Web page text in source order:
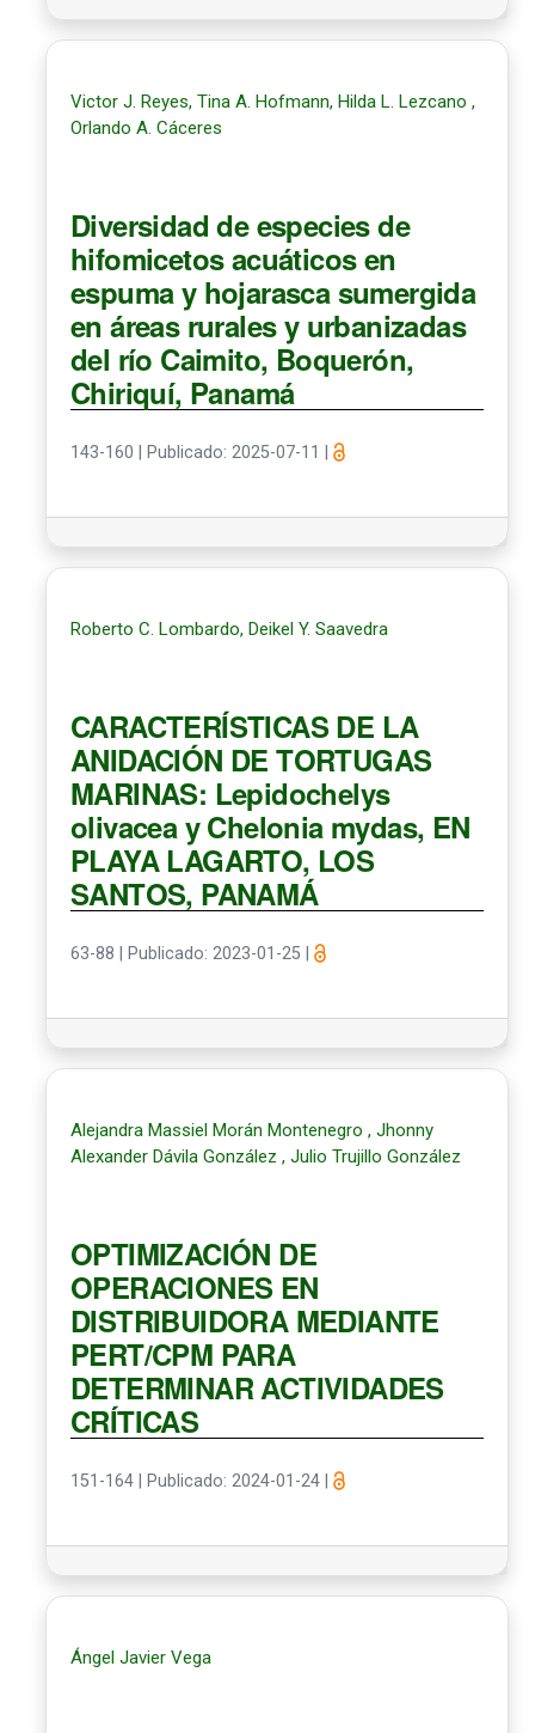
Victor J. Reyes, Tina A. Hofmann, Hilda L. Lezcano ,
Orlando A. Cáceres
Diversidad de especies de
hifomicetos acuáticos en
espuma y hojarasca sumergida
en áreas rurales y urbanizadas
del río Caimito, Boquerón,
Chiriquí, Panamá
143-160 Publicado: 2025-07-11
Roberto C. Lombardo, Deikel Y. Saavedra
CARACTERÍSTICAS DE LA
ANIDACIÓN DE TORTUGAS
MARINAS: Lepidochelys
olivacea y Chelonia mydas, EN
PLAYA LAGARTO, LOS
SANTOS, PANAMÁ
63-88 Publicado: 2023-01-25
Alejandra Massiel Morán Montenegro , Jhonny
Alexander Dávila González , Julio Trujillo González
OPTIMIZACIÓN DE
OPERACIONES EN
DISTRIBUIDORA MEDIANTE
PERT/CPM PARA
DETERMINAR ACTIVIDADES
CRÍTICAS
151-164 Publicado: 2024-01-24
Ángel Javier Vega